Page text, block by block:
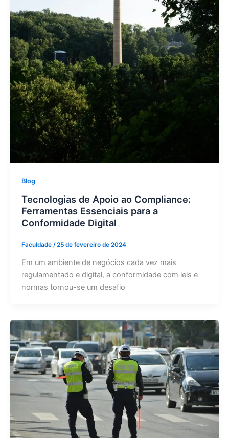
Blog
Tecnologias de Apoio ao Compliance:
Ferramentas Essenciais para a
Conformidade Digital
Faculdade /25 de fevereiro de 2024
Em um ambiente de negócios cada vez mais
regulamentado e digital, a conformidade com leis e
normas tornou-se um desafio